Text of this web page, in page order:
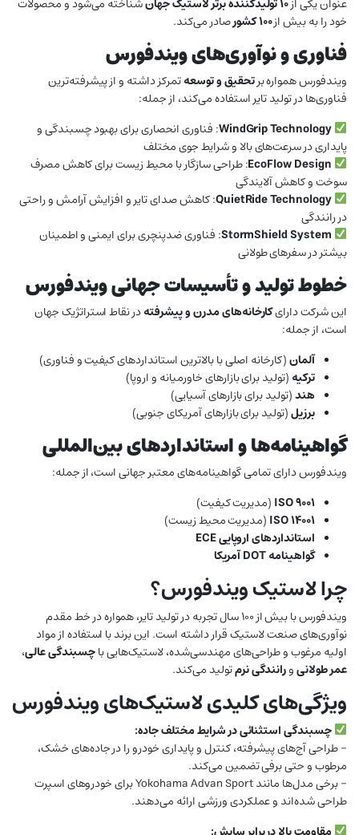
عنوان یکی از۱۰ تولیدکننده برتر لاستیک جهان
شناخته می‌شود و محصولات
خود را به بیش از۱۰۰ کشور صادر می‌کند.
فناوری و نوآوری‌های ویندفورس
ویندفورس همواره برتحقیق و توسعهتمرکز داشته و از پیشرفته‌ترین
فناوری‌ها در تولید تایر استفاده می‌کند، از جمله:
WindGrip Technology: فناوری انحصاری برای بهبود چسبندگی و
پایداری در سرعت‌های بالا و شرایط جوی مختلف
EcoFlow Design: طراحی سازگار با محیط زیست برای کاهش مصرف
سوخت و کاهش آلایندگی
QuietRide Technology: کاهش صدای تایر و افزایش آرامش و راحتی
در رانندگی
StormShield System: فناوری ضدپنچری برای ایمنی و اطمینان
بیشتر در سفرهای طولانی
خطوط تولید و تأسیسات جهانی ویندفورس
این شرکت دارایکارخانه‌های مدرن و پیشرفتهدر نقاط استراتژیک جهان
است، از جمله:
آلمان(کارخانه اصلی با بالاترین استانداردهای کیفیت و فناوری)
ترکیه (تولید برای بازارهای خاورمیانه و اروپا)
هند(تولید برای بازارهای آسیایی)
برزیل(تولید برای بازارهای آمریکای جنوبی)
گواهینامه‌ها و استانداردهای بین‌المللی
ویندفورس دارای تمامی گواهینامه‌های معتبر جهانی است، از جمله:
ISO 9001 (مدیریت کیفیت)
ISO 14001 (مدیریت محیط زیست)
استانداردهای اروپایی ECE
گواهینامه DOT آمریکا
چرا لاستیک ویندفورس؟
ویندفورس با بیش از ۱۰۰ سال تجربه در تولید تایر، همواره در خط مقدم
نوآوری‌های صنعت لاستیک قرار داشته است. این برند با استفاده از مواد
اولیه مرغوب و طراحی‌های مهندسی‌شده، لاستیک‌هایی باچسبندگی عالی،
عمر طولانیورانندگی نرمتولید می‌کند.
ویژگی‌های کلیدی لاستیک‌های ویندفورس
چسبندگی استثنائی در شرایط مختلف جاده:
– طراحی آج‌های پیشرفته، کنترل و پایداری خودرو را در جاده‌های خشک،
مرطوب و حتی برفی تضمین می‌کند.
– برخی مدل‌ها مانند Yokohama Advan Sport برای خودروهای اسپرت
طراحی شده‌اند و عملکردی ورزشی ارائه می‌دهند.